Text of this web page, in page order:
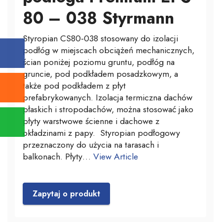
80 – 038 Styrmann
Styropian CS80-038 stosowany do izolacji
podłóg w miejscach obciążeń mechanicznych,
ścian poniżej poziomu gruntu, podłóg na
gruncie, pod podkładem posadzkowym, a
także pod podkładem z płyt
prefabrykowanych. Izolacja termiczna dachów
płaskich i stropodachów, można stosować jako
płyty warstwowe ścienne i dachowe z
okładzinami z papy. Styropian podłogowy
przeznaczony do użycia na tarasach i
balkonach. Płyty… View Article
Zapytaj o produkt